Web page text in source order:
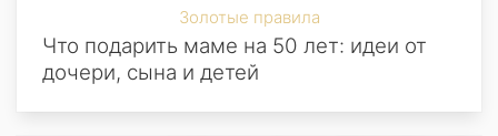
Золотые правила
Что подарить маме на 50 лет: идеи от
дочери, сына и детей